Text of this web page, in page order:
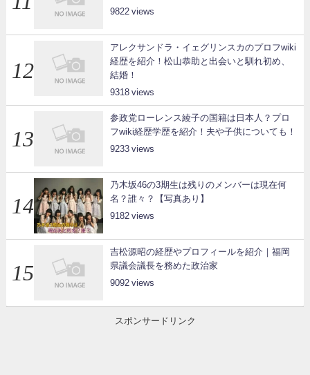
9822
アレクサンドラ・イェグリンスカのプロフwiki
経歴を紹介！松山恭助と出会いと馴れ初め、
結婚！
9318
参政党ローレンス綾子の国籍は日本人？プロ
フwiki経歴学歴を紹介！夫や子供についても！
9233
乃木坂46の3期生は残りのメンバーは現在何
名？誰々？【写真あり】
9182
吉松源昭の経歴やプロフィールを紹介｜福岡
県議会議長を務めた政治家
9092
スポンサードリンク